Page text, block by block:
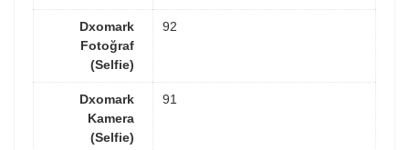
Dxomark
Fotoğraf
(Selfie)
92
Dxomark
Kamera
(Selfie)
91